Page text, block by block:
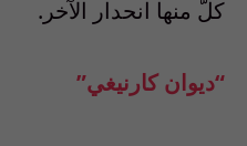
كلٌّ منها انحدار الآخر.
“ديوان كارنيغي”